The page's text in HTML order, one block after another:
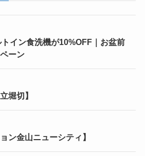
トイン食洗機が10%OFF｜お盆前
ーン
堀切】
ン金山ニューシティ】